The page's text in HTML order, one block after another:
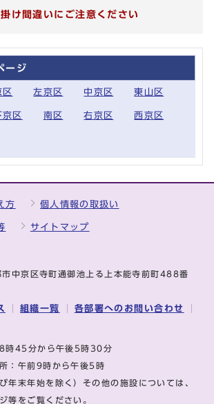
け間違いにご注意ください
ージ
区 左京区 中京区 東山区
京区 南区 右京区 西京区
方 個人情報の取扱い
サイトマップ
京区寺町通御池上る上本能寺前町488番
組織一覧 各部署へのお問い合わせ
8時45分から午後5時30分
所：午前9時から午後5時
年末年始を除く）その他の施設については、
等をご覧ください。